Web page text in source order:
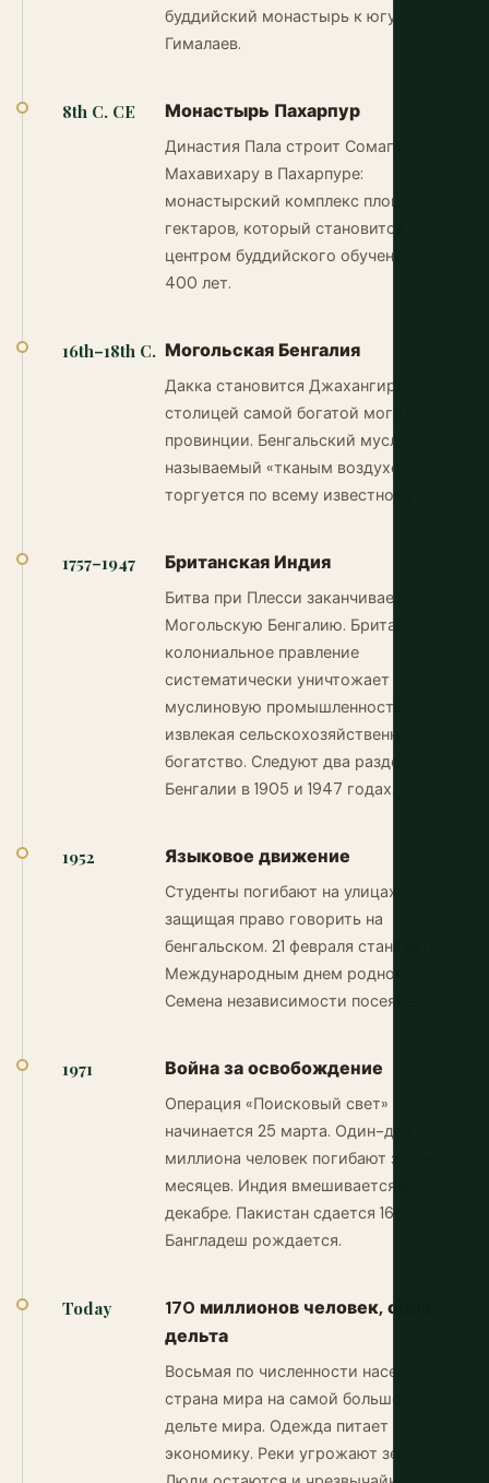
буддийский монастырь к югу от
Гималаев.
8th C. CE Монастырь Пахарпур
Династия Пала строит Сомапура
Махавихару в Пахарпуре:
монастырский комплекс площадью 11
гектаров, который становится
центром буддийского обучения более
400 лет.
16th–18th C. Могольская Бенгалия
Дакка становится Джахангирнагаром,
столицей самой богатой могольской
провинции. Бенгальский муслин,
называемый «тканым воздухом»,
торгуется по всему известному миру.
1757–1947 Британская Индия
Битва при Плесси заканчивает
Могольскую Бенгалию. Британское
колониальное правление
систематически уничтожает
муслиновую промышленность,
извлекая сельскохозяйственное
богатство. Следуют два раздела
Бенгалии в 1905 и 1947 годах.
1952 Языковое движение
Студенты погибают на улицах Дакки,
защищая право говорить на
бенгальском. 21 февраля становится
Международным днем родного языка.
Семена независимости посеяны.
1971 Война за освобождение
Операция «Поисковый свет»
начинается 25 марта. Один-два
миллиона человек погибают за девять
месяцев. Индия вмешивается в
декабре. Пакистан сдается 16 декабря.
Бангладеш рождается.
Today
170 миллионов человек, одна
дельта
Восьмая по численности населения
страна мира на самой большой
дельте мира. Одежда питает
экономику. Реки угрожают земле.